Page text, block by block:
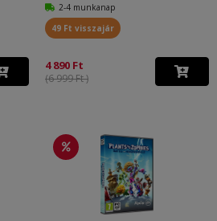
2-4 munkanap
49 Ft visszajár
4 890 Ft
(6 999 Ft )